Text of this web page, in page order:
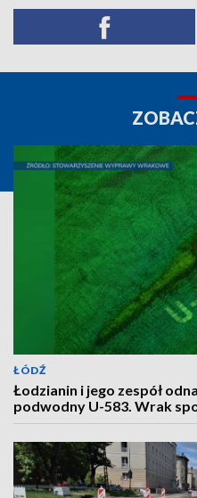
ŁÓDŹ
Łodzianin i jego zespół
podwodny U-583. Wrak